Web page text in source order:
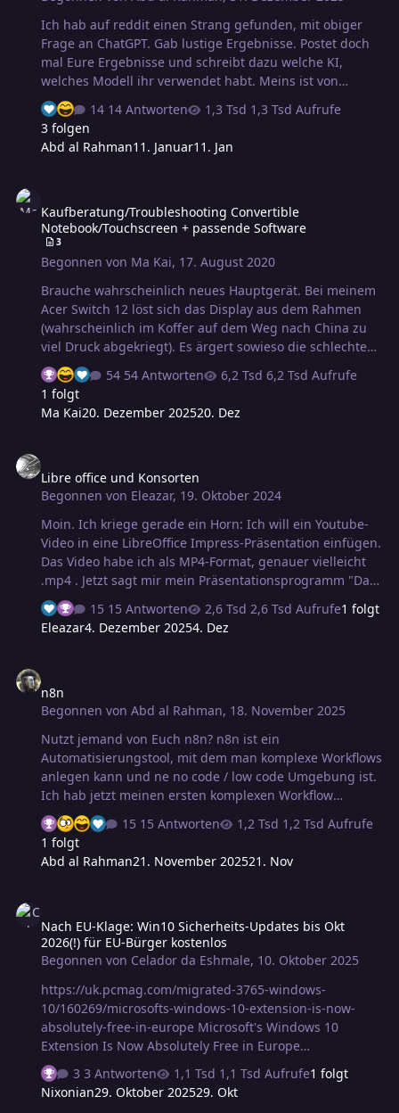
das beste ist? (Dieser Text entsteht aus …
Ich hab auf reddit einen Strang gefunden, mit obiger
Frage an ChatGPT. Gab lustige Ergebnisse. Postet doch
mal Eure Ergebnisse und schreibt dazu welche KI,
welches Modell ihr verwendet habt. Meins ist von
ChatGPT 5.2 Thinking. Das Ergebnis ist interessant und
hat fast alles richtig hinbekommen. Fast…
14 Antworten
1,3 Tsd Aufrufe
3 folgen
Abd al Rahman11. Januar11. Jan
Kaufberatung/Troubleshooting Convertible
Notebook/Touchscreen + passende Software
3
Begonnen von Ma Kai, 17. August 2020
Brauche wahrscheinlich neues Hauptgerät. Bei meinem
Acer Switch 12 löst sich das Display aus dem Rahmen
(wahrscheinlich im Koffer auf dem Weg nach China zu
viel Druck abgekriegt). Es ärgert sowieso die schlechte
Tonaufbereitung am Klinkenstecker ("Klapperschlange"),
die Online-Mitspielern sehr auf die Nerven geht.
Anforderungen: Touchscreen, SSD, Textverarbeitung,
Tabellenkalkulation (Dateien liegen vor in Libre Office
noch viele Scheiben und kein Streaming-Konto),
möglichst wenig Hitze. ipad wäre wohl nichts wegen der
vorhandenen Dateien. Die Apple-Dinger ha…
54 Antworten
6,2 Tsd Aufrufe
1 folgt
Ma Kai20. Dezember 202520. Dez
Libre office und Konsorten
Begonnen von Eleazar, 19. Oktober 2024
Moin. Ich kriege gerade ein Horn: Ich will ein Youtube-
Video in eine LibreOffice Impress-Präsentation einfügen.
Das Video habe ich als MP4-Format, genauer vielleicht
.mp4 . Jetzt sagt mir mein Präsentationsprogramm "Das
Format der ausgewählten Datei wird nicht unterstützt".
MPEG geht auch nicht. Ich habe Libre noch mal neu
installiert - klappt auch nicht. Dabei sind das doch die
Alternative?
15 Antworten 2,6 Tsd Aufrufe1 folgt
Eleazar4. Dezember 20254. Dez
n8n
Begonnen vonAbd al Rahman, 18. November 2025
Nutzt jemand von Euch n8n? n8n ist ein
Automatisierungstool, mit dem man komplexe Workflows
anlegen kann und ne no code / low code Umgebung ist.
Ich hab jetzt meinen ersten komplexen Workflow
gebaut: Immer, wenn sich jemand zum Forumscon
anmeldet, hol ich mir automatisch die Daten und
schreib sie in ein Arbeitsblatt (das muss in der Cloud
liegen). Dann sucht sich n8n die Benutzerdaten raus
Forumsaccount haben, wird das Ganze nach ChatGPT
geschickt, um einen Avatar zu erzeugen. Der erzeugte
Avatar wird auf meinen Server hochgeladen. Alle Daten
(Avatar, Beitragszahlen etc.) we…
15 Antworten
1,2 Tsd Aufrufe
1 folgt
Abd al Rahman21. November 202521. Nov
Nach EU-Klage: Win10 Sicherheits-Updates bis Okt
2026(!) für EU-Bürger kostenlos
Begonnen von Celador da Eshmale, 10. Oktober 2025
https://uk.pcmag.com/migrated-3765-windows-
10/160269/microsofts-windows-10-extension-is-now-
absolutely-free-in-europe Microsoft's Windows 10
Extension Is Now Absolutely Free in Europe
https://pirg.org/articles/why-the-end-of-support-for-
windows-10-is-uniquely-troubling/
3 Antworten 1,1 Tsd Aufrufe1 folgt
Nixonian29. Oktober 202529. Okt